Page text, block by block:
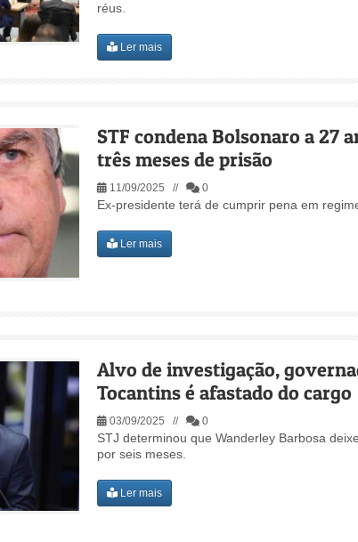
réus.
Ler mais
STF condena Bolsonaro a 27
três meses de prisão
11/09/2025 // 0
Ex-presidente terá de cumprir pena em
Ler mais
Alvo de investigação,
Tocantins é afastado do cargo
03/09/2025 // 0
STJ determinou que Wanderley Barbosa
por seis meses.
Ler mais